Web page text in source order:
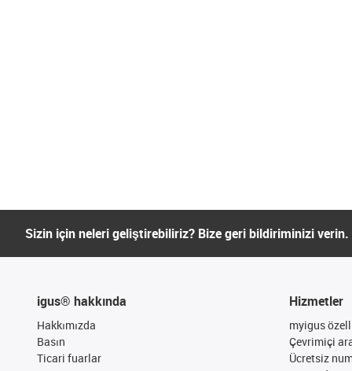
Sizin için neleri geliştirebiliriz? Bize geri bildiriminizi verin.
igus® hakkında
Hakkımızda
Basın
Ticari fuarlar
Hizmetler
myigus
Çevrimiçi
Ücretsiz